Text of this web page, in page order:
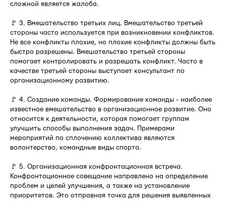
сложной является жалоба.
🚩 3. Вмешательство третьих лиц. Вмешательство третьей
стороны часто используется при возникновении конфликтов.
Не все конфликты плохие, но плохие конфликты должны быть
быстро разрешены. Вмешательство третьей стороны
помогает контролировать и разрешать конфликт. Часто в
качестве третьей стороны выступает консультант по
организационному развитию.
🚩 4. Создание команды. Формирование команды - наиболее
известное вмешательство в организационное развитие. Оно
относится к деятельности, которая помогает группам
улучшить способы выполнения задач. Примерами
мероприятий по сплочению коллектива являются
волонтерство, командные виды спорта.
🚩 5. Организационная конфронтационная встреча.
Конфронтационное совещание направлено на определение
проблем и целей улучшения, а также на установление
приоритетов. Это отправная точка для решения выявленных